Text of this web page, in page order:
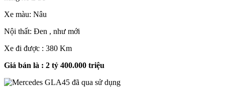
Xe màu: Nâu
Nội thất: Đen , như mới
Xe đi được : 380 Km
Giá bán là : 2 tỷ 400.000 triệu